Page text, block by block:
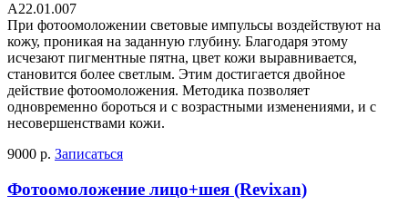
А22.01.007
При фотоомоложении световые импульсы воздействуют на
кожу, проникая на заданную глубину. Благодаря этому
исчезают пигментные пятна, цвет кожи выравнивается,
становится более светлым. Этим достигается двойное
действие фотоомоложения. Методика позволяет
одновременно бороться и с возрастными изменениями, и с
несовершенствами кожи.
9000 р. Записаться
Фотоомоложение лицо+шея (Revixan)